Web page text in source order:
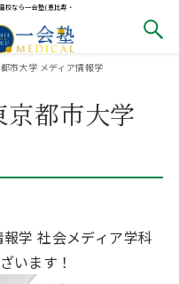
なら一会塾(恵比寿・
市大学 メディア情報学
都市大学
学 社会メディア学科
います！